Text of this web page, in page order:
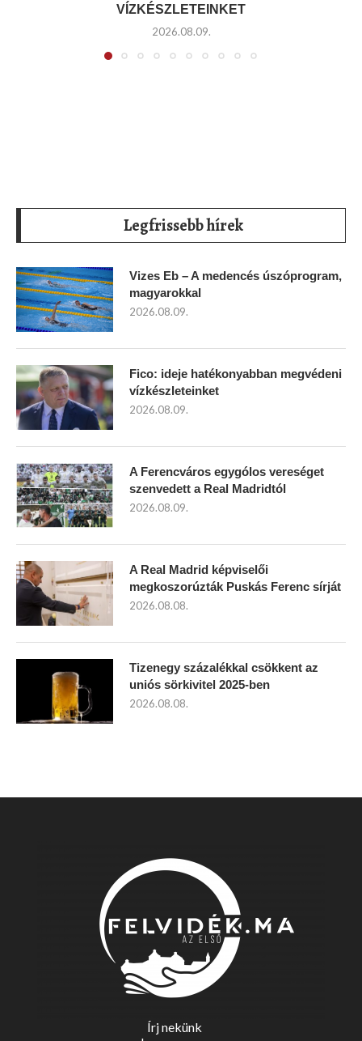
VÍZKÉSZLETEINKET
2026.08.09.
Legfrissebb hírek
Vizes Eb – A medencés úszóprogram,
magyarokkal
2026.08.09.
Fico: ideje hatékonyabban megvédeni
vízkészleteinket
2026.08.09.
A Ferencváros egygólos vereséget
szenvedett a Real Madridtól
2026.08.09.
A Real Madrid képviselői
megkoszorúzták Puskás Ferenc sírját
2026.08.08.
Tizenegy százalékkal csökkent az
uniós sörkivitel 2025-ben
2026.08.08.
Írj nekünk